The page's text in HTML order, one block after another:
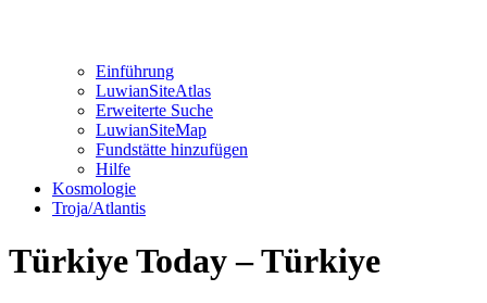
Einführung
LuwianSiteAtlas
Erweiterte Suche
LuwianSiteMap
Fundstätte hinzufügen
Hilfe
Kosmologie
Troja/Atlantis
Türkiye Today – Türkiye